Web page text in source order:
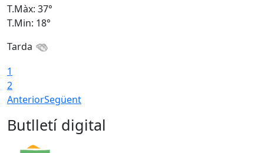
T.Màx: 37°
T.Min: 18°
Tarda
1
2
AnteriorSegüent
Butlletí digital